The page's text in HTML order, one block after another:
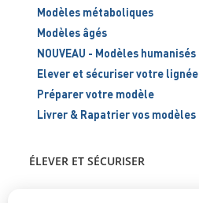
Modèles métaboliques
Modèles âgés
NOUVEAU - Modèles humanisés
Elever et sécuriser votre lignée
Préparer votre modèle
Livrer & Rapatrier vos modèles
ÉLEVER ET SÉCURISER